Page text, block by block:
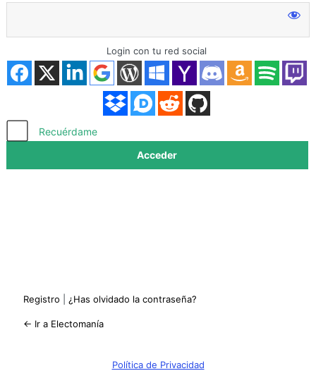
Acceder
Login con tu red social
Recuérdame
Registro ¿Has olvidado la contraseña?
← Ir a Electomanía
Política de Privacidad